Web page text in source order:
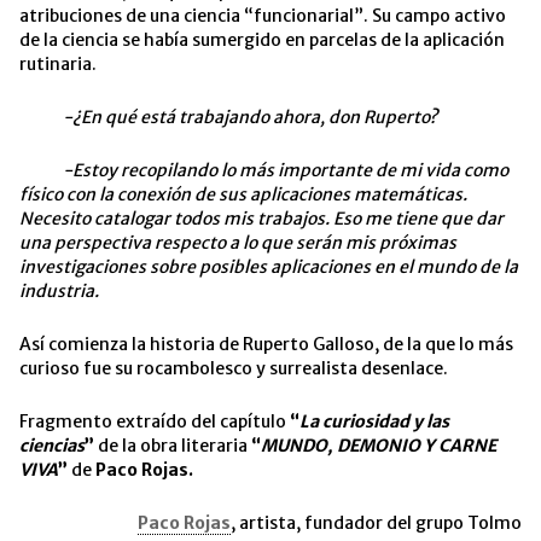
atribuciones de una ciencia “funcionarial”. Su campo activo
de la ciencia se había sumergido en parcelas de la aplicación
rutinaria.
-¿En qué está trabajando ahora, don Ruperto?
-Estoy recopilando lo más importante de mi vida como
físico con la conexión de sus aplicaciones matemáticas.
Necesito catalogar todos mis trabajos. Eso me tiene que dar
una perspectiva respecto a lo que serán mis próximas
investigaciones sobre posibles aplicaciones en el mundo de la
industria.
Así comienza la historia de Ruperto Galloso, de la que lo más
curioso fue su rocambolesco y surrealista desenlace.
Fragmento extraído del capítulo “La curiosidad y las
ciencias” de la obra literaria “MUNDO, DEMONIO Y CARNE
VIVA” de Paco Rojas.
Paco Rojas, artista, fundador del grupo Tolmo